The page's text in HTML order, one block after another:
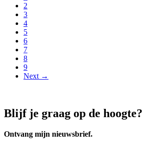
2
3
4
5
6
7
8
9
Next →
Blijf je graag op de hoogte?
Ontvang mijn nieuwsbrief.